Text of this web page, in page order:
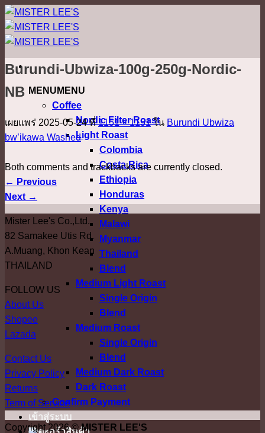
ข้าม
ไป
ยัง
เนื้อหา
MENU MENU
Coffee
Nordic Filter Roast
Light Roast
Colombia
Costa Rica
Ethiopia
Honduras
Kenya
Malawi
Myanmar
Thailand
Blend
Medium Light Roast
Single Origin
Blend
Medium Roast
Single Origin
Blend
Medium Dark Roast
Dark Roast
Confirm Payment
เข้าสู่ระบบ
Burundi-Ubwiza-100g-250g-Nordic-
NB
เผยแพร่ 2025-05-24ที่1151 × 1151ใน Burundi Ubwiza
bw’ikawa Washed
Both comments and trackbacks are currently closed.
← Previous
Next →
Mister Lee's Co.,Ltd.
82 Samakee Utis Rd.
A.Muang, Khon Kean
THAILAND
FOLLOW US
About Us
Shopee
Lazada
Contact Us
Privacy Policy
Returns
Term of Service
Copyright 2026 ©MISTER LEE'S